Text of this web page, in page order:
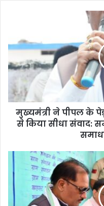
मुख्यमंत्री ने पीपल के
से किया सीधा संवाद: